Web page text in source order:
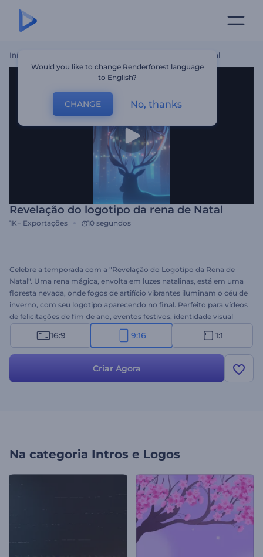
Início Revelação Do Logotipo Da Rena De Natal
Revelação do logotipo da rena de Natal
1K+ Exportações 10 segundos
Celebre a temporada com a "Revelação do Logotipo da Rena de
Natal". Uma rena mágica, envolta em luzes natalinas, está em uma
floresta nevada, onde fogos de artifício vibrantes iluminam o céu de
inverno, com seu logotipo aparecendo no final. Perfeito para vídeos
de felicitações de fim de ano, eventos festivos, identidade visual
natalina e outros conteúdos com tema de inverno. Personalize
facilmente com seu logotipo, mensagem e música de fundo.
16:9 9:16 1:1
Criar Agora
Na categoria Intros e Logos
Would you like to change Renderforest language
to English?
CHANGE No, thanks